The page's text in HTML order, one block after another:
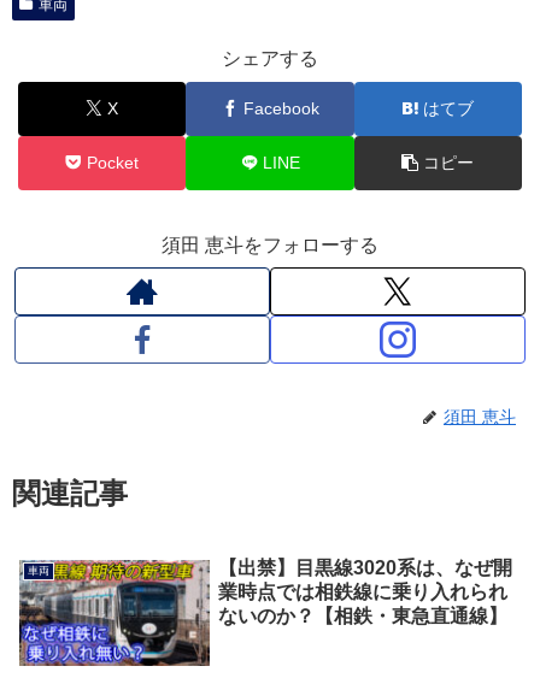
車両
シェアする
X Facebook はてブ
Pocket LINE コピー
須田 恵斗をフォローする
須田 恵斗
関連記事
車両
【出禁】目黒線3020系は、なぜ開
業時点では相鉄線に乗り入れられ
ないのか？【相鉄・東急直通線】